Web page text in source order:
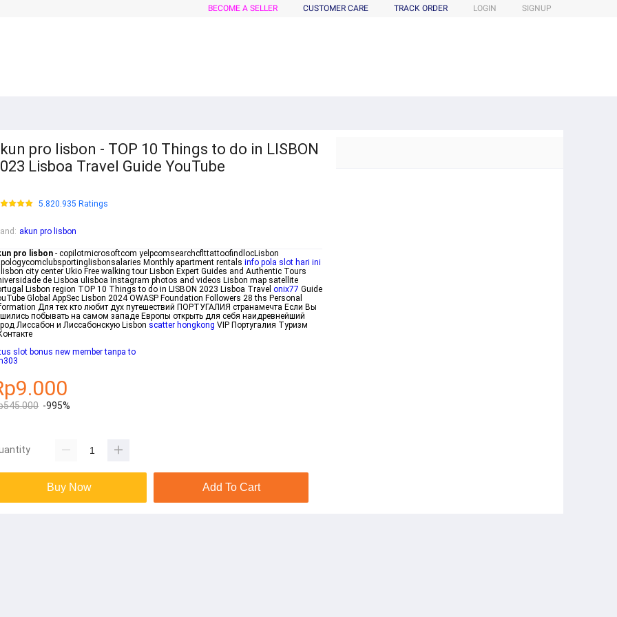
BECOME A SELLER CUSTOMER CARE TRACK ORDER LOGIN SIGNUP
pro lisbon - TOP 10 Things to do in LISBON
Lisboa Travel Guide YouTube
5.820.935 Ratings
: akun pro lisbon
pro lisbon - copilotmicrosoftcom yelpcomsearchcflttattoofindlocLisbon
Monthly apartment rentals info pola slot hari ini
city center Ukio Free walking tour Lisbon Expert Guides and Authentic Tours
de Lisboa ulisboa Instagram photos and videos Lisbon map satellite
Lisbon region TOP 10 Things to do in LISBON 2023 Lisboa Travel onix77 Guide
Global AppSec Lisbon 2024 OWASP Foundation Followers 28 ths Personal
Для тех кто любит дух путешествий ПОРТУГАЛИЯ странамечта Если Вы
побывать на самом западе Европы открыть для себя наидревнейший
Лиссабон и Лиссабонскую Lisbon scatter hongkong VIP Португалия Туризм
slot bonus new member tanpa to
-995%
Buy Now Add To Cart